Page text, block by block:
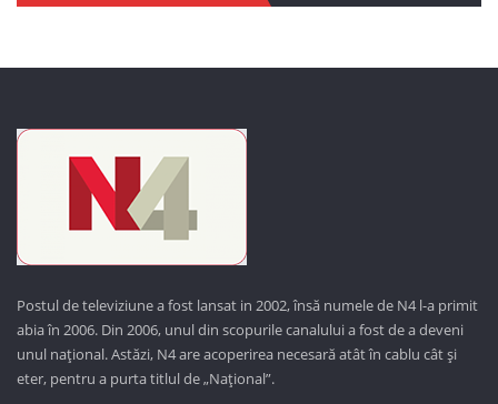
Postul de televiziune a fost lansat in 2002, însă numele de N4 l-a primit
abia în 2006. Din 2006, unul din scopurile canalului a fost de a deveni
unul național. Astăzi, N4 are acoperirea necesară atât în cablu cât și
eter, pentru a purta titlul de „Național”.